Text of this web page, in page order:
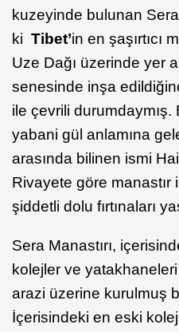
kuzeyinde bulunan
ki Tibet’in en şaşırtıcı
Uze Dağı üzerinde yer
senesinde inşa
ile çevrili
yabani gül anlamına
arasında bilinen ismi
Rivayete göre manastır
şiddetli dolu fırtınaları
Sera Manastırı,
kolejler ve
arazi üzerine kurulmuş
İçerisindeki en eski